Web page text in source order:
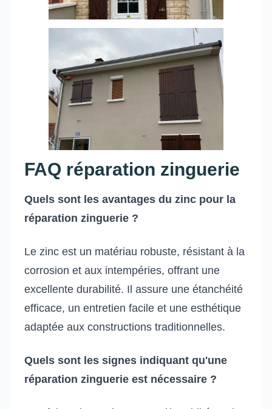
FAQ réparation zinguerie
Quels sont les avantages du zinc pour la
réparation zinguerie ?
Le zinc est un matériau robuste, résistant à la
corrosion et aux intempéries, offrant une
excellente durabilité. Il assure une étanchéité
efficace, un entretien facile et une esthétique
adaptée aux constructions traditionnelles.
Quels sont les signes indiquant qu'une
réparation zinguerie est nécessaire ?